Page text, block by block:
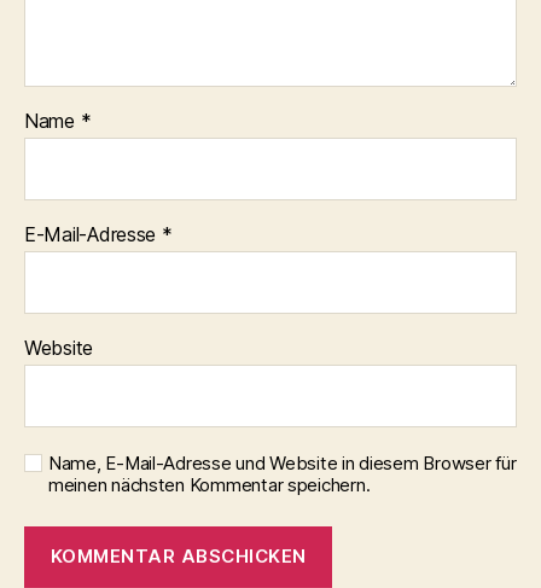
Name *
E-Mail-Adresse *
Website
Name, E-Mail-Adresse und Website in diesem Browser für
meinen nächsten Kommentar speichern.